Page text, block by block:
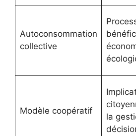
Autoconsommation
collective
Modèle coopératif
la